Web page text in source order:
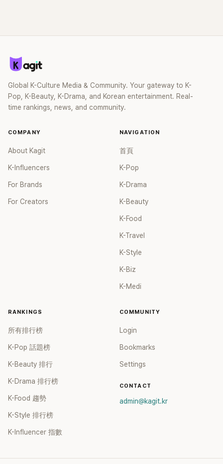
Global K-Culture Media & Community. Your gateway to K-
Pop, K-Beauty, K-Drama, and Korean entertainment. Real-
time rankings, news, and community.
COMPANY
About Kagit
K-Influencers
For Brands
For Creators
NAVIGATION
首頁
K-Pop
K-Drama
K-Beauty
K-Food
K-Travel
K-Style
K-Biz
K-Medi
RANKINGS
所有排行榜
K-Pop 話題榜
K-Beauty 排行
K-Drama 排行榜
K-Food 趨勢
K-Style 排行榜
K-Influencer 指數
COMMUNITY
Login
Bookmarks
Settings
CONTACT
admin@kagit.kr